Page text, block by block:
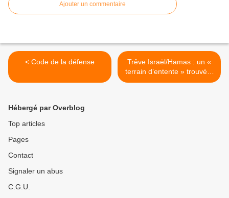
Ajouter un commentaire
< Code de la défense
Trêve Israël/Hamas : un «
terrain d’entente » trouvé à
Paris, affirme Washington
Hébergé par Overblog
Top articles
Pages
Contact
Signaler un abus
C.G.U.